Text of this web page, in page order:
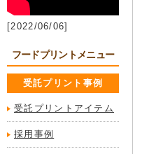
[2022/06/06]
フードプリントメニュー
受託プリント事例
受託プリントアイテム
採用事例